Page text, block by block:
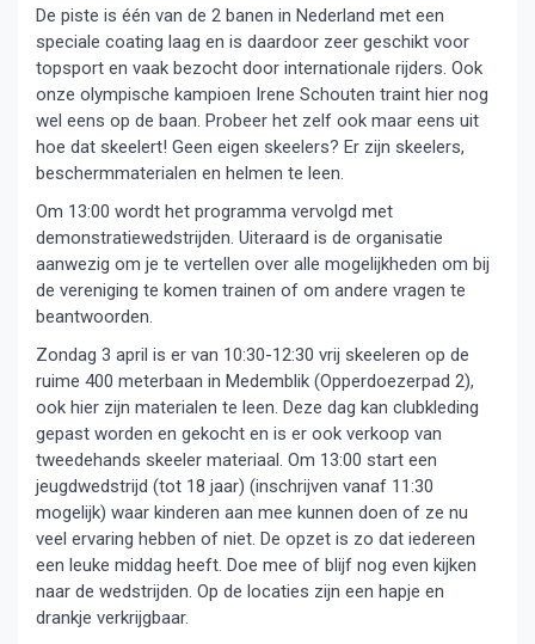
De piste is één van de 2 banen in Nederland met een
speciale coating laag en is daardoor zeer geschikt voor
topsport en vaak bezocht door internationale rijders. Ook
onze olympische kampioen Irene Schouten traint hier nog
wel eens op de baan. Probeer het zelf ook maar eens uit
hoe dat skeelert! Geen eigen skeelers? Er zijn skeelers,
beschermmaterialen en helmen te leen.
Om 13:00 wordt het programma vervolgd met
demonstratiewedstrijden. Uiteraard is de organisatie
aanwezig om je te vertellen over alle mogelijkheden om bij
de vereniging te komen trainen of om andere vragen te
beantwoorden.
Zondag 3 april is er van 10:30-12:30 vrij skeeleren op de
ruime 400 meterbaan in Medemblik (Opperdoezerpad 2),
ook hier zijn materialen te leen. Deze dag kan clubkleding
gepast worden en gekocht en is er ook verkoop van
tweedehands skeeler materiaal. Om 13:00 start een
jeugdwedstrijd (tot 18 jaar) (inschrijven vanaf 11:30
mogelijk) waar kinderen aan mee kunnen doen of ze nu
veel ervaring hebben of niet. De opzet is zo dat iedereen
een leuke middag heeft. Doe mee of blijf nog even kijken
naar de wedstrijden. Op de locaties zijn een hapje en
drankje verkrijgbaar.